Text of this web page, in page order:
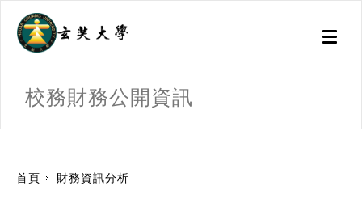
Toggle
校務財務公開資訊
首頁 財務資訊分析